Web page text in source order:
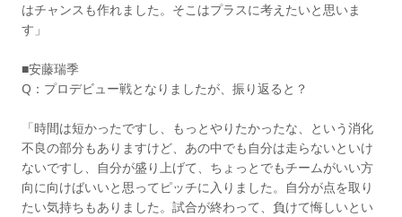
はチャンスも作れました。そこはプラスに考えたいと思いま
す」
■安藤瑞季
Q：プロデビュー戦となりましたが、振り返ると？
「時間は短かったですし、もっとやりたかったな、という消化
不良の部分もありますけど、あの中でも自分は走らないといけ
ないですし、自分が盛り上げて、ちょっとでもチームがいい方
向に向けばいいと思ってピッチに入りました。自分が点を取り
たい気持ちもありました。試合が終わって、負けて悔しいとい